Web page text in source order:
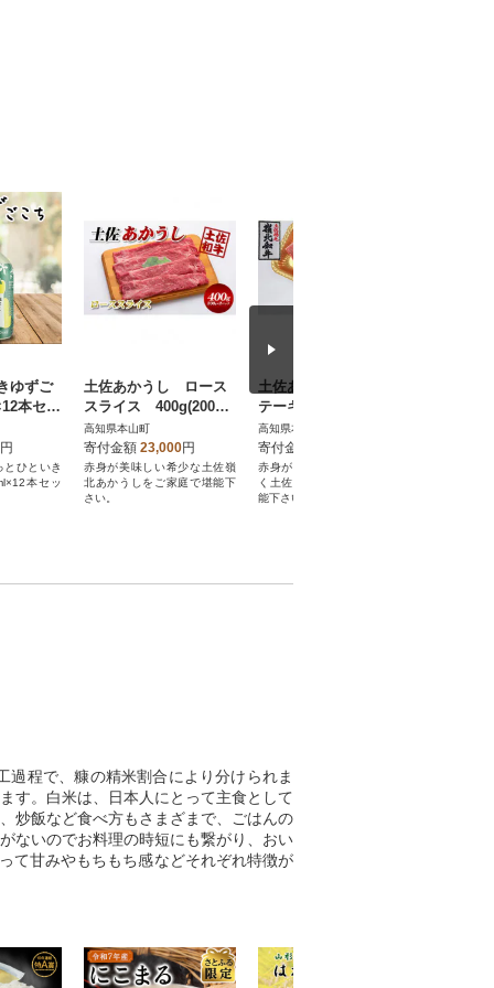
ゆずご
本セッ
円
とひといき
本セッ
土佐あかうし ロース
スライス 400g(200g×
2パック)
高知県本山町
寄付金額 23,000円
赤身が美味しい希少な土佐嶺
北あかうしをご家庭で堪能下
さい。
土佐あかうし モモス
テーキ 400g
高知県本山町
寄付金額
赤身が美味しい希少なれいほ
く土佐あかうしをご家庭で堪
能下さい。
程で、糠の精米割合により分けられま
す。白米は、日本人にとって主食として
炒飯など食べ方もさまざまで、ごはんの
ないのでお料理の時短にも繋がり、おい
て甘みやもちもち感などそれぞれ特徴が